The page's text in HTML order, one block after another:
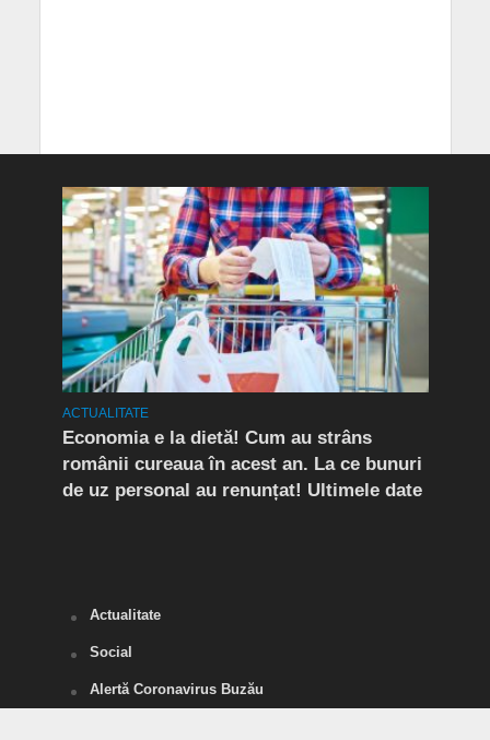
ACTUALITATE
Economia e la dietă! Cum au strâns
românii cureaua în acest an. La ce bunuri
de uz personal au renunțat! Ultimele date
Actualitate
Social
Alertă Coronavirus Buzău